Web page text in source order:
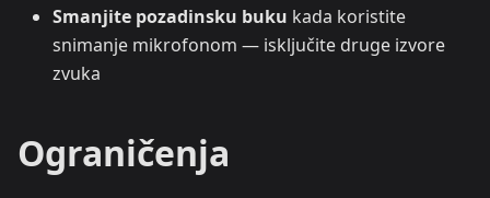
Smanjite pozadinsku buku kada koristite
snimanje mikrofonom — isključite druge izvore
zvuka
Ograničenja